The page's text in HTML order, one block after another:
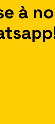
à